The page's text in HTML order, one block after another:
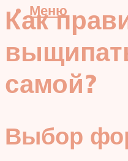
Меню
Как
самой?
Выбор